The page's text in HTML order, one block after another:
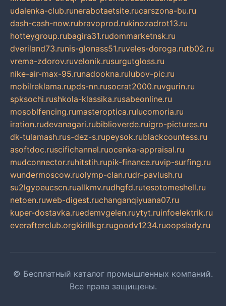
udalenka-club.runerabotaetsite.rucarszona-bu.ru
dash-cash-now.rubravoprod.rukinozadrot13.ru
hotteygroup.rubagira31.rudommarketnsk.ru
dveriland73.runis-glonass51.ruveles-doroga.rutb02.ru
vrema-zdorov.ruvelonik.rusurgutgloss.ru
nike-air-max-95.runadookna.rulubov-pic.ru
mobilreklama.rupds-nn.rusocrat2000.ruvgurin.ru
spksochi.rushkola-klassika.rusabeonline.ru
mosoblfencing.rumasteroptica.rulucomoria.ru
iration.rudevanagari.rubiblioverde.ruigro-pictures.ru
dk-tulamash.rus-dez-s.rupeysok.rublackcountess.ru
asoftdoc.ruscifichannel.ruocenka-appraisal.ru
mudconnector.ruhitstih.rupik-finance.ruvip-surfing.ru
wundermoscow.ruolymp-clan.rudr-pavlush.ru
su2lgyoeucscn.ruallkmv.rudhgfd.rutesotomeshell.ru
netoen.ruweb-digest.ruchanganqiyuana07.ru
kuper-dostavka.ruedemvgelen.ruytyt.ruinfoelektrik.ru
everafterclub.orgkirillkgr.rugoodv1234.ruoopslady.ru
© Бесплатный каталог промышленных компаний.
Все права защищены.